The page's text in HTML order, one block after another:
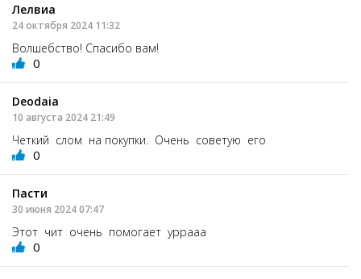
Лелвиа
24 октября 2024 11:32
Волшебство! Спасибо вам!
0
Deodaia
10 августа 2024 21:49
Четкий слом на покупки. Очень советую его
0
Пасти
30 июня 2024 07:47
Этот чит очень помогает уррааа
0